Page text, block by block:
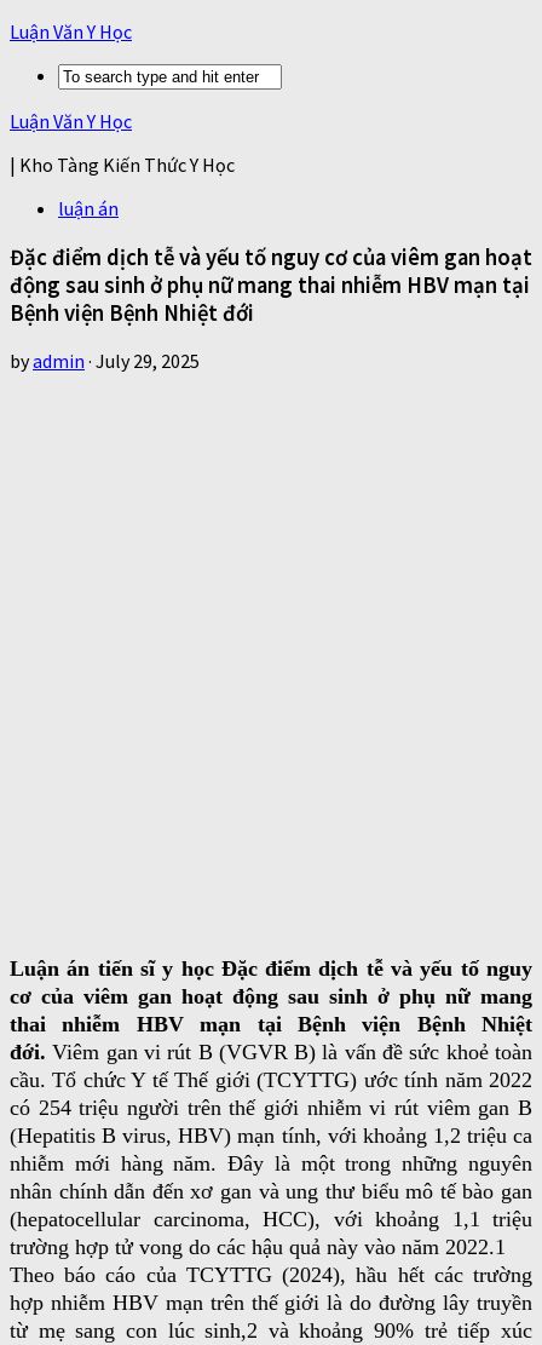
Luận Văn Y Học
Luận Văn Y Học
| Kho Tàng Kiến Thức Y Học
luận án
Đặc điểm dịch tễ và yếu tố nguy cơ của viêm gan hoạt
động sau sinh ở phụ nữ mang thai nhiễm HBV mạn tại
Bệnh viện Bệnh Nhiệt đới
byadmin · July 29, 2025
Luận án tiến sĩ y học Đặc điểm dịch tễ và yếu tố nguy
cơ của viêm gan hoạt động sau sinh ở phụ nữ mang
thai nhiễm HBV mạn tại Bệnh viện Bệnh Nhiệt
đới.Viêm gan vi rút B (VGVR B) là vấn đề sức khoẻ toàn
cầu. Tổ chức Y tế Thế giới (TCYTTG) ước tính năm 2022
có 254 triệu người trên thế giới nhiễm vi rút viêm gan B
(Hepatitis B virus, HBV) mạn tính, với khoảng 1,2 triệu ca
nhiễm mới hàng năm. Đây là một trong những nguyên
nhân chính dẫn đến xơ gan và ung thư biểu mô tế bào gan
(hepatocellular carcinoma, HCC), với khoảng 1,1 triệu
trường hợp tử vong do các hậu quả này vào năm 2022.1
Theo báo cáo của TCYTTG (2024), hầu hết các trường
hợp nhiễm HBV mạn trên thế giới là do đường lây truyền
từ mẹ sang con lúc sinh,2 và khoảng 90% trẻ tiếp xúc